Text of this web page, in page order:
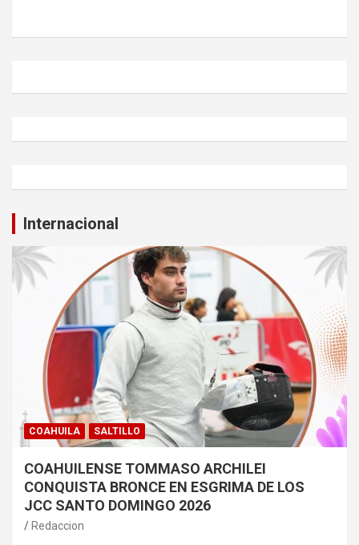
Internacional
COAHUILA SALTILLO
COAHUILENSE TOMMASO ARCHILEI
CONQUISTA BRONCE EN ESGRIMA DE LOS
JCC SANTO DOMINGO 2026
Redaccion